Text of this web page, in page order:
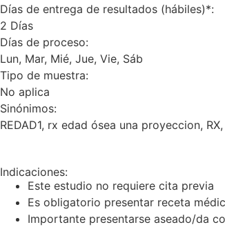
Días de entrega de resultados (hábiles)*:
2 Días
Días de proceso:
Lun, Mar, Mié, Jue, Vie, Sáb
Tipo de muestra:
No aplica
Sinónimos:
REDAD1, rx edad ósea una proyeccion,
Indicaciones:
Este estudio no requiere cita previa
Es obligatorio presentar receta
Importante presentarse aseado/da